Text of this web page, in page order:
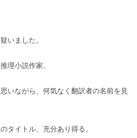
いました。
理小説作家。
いながら、何気なく翻訳者の名前を見
タイトル、充分あり得る。